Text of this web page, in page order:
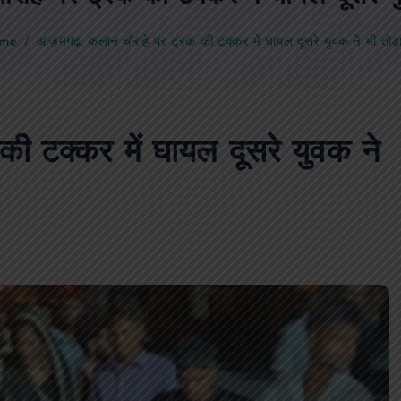
आज़मगढ़: कलान चौराहे पर ट्रक की टक्कर में घायल दूसरे युवक ने भी
टक्कर में घायल दूसरे युवक ने
डॉ. धनन्जय पाण्डेय बने अध्यक्ष, डॉ. अलेन्द्र
सचिव निर्विरोध निर्वाचित
news8pmtoday August 6, 2026